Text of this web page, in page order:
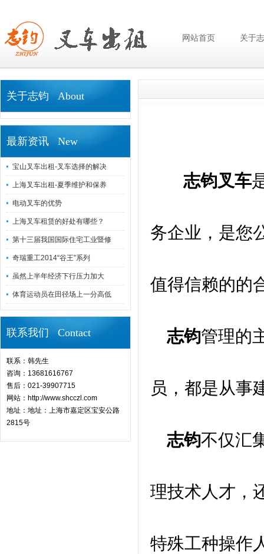
网站首页 关于
关于志钧 About
最新资讯 New
宝山叉车出租-叉车选择的解决
上海叉车出租-夏季维护和保养
电动叉车的优势
上海叉车租赁的好处有哪些？
第十三届我国国际住宅工业暨修
奇瑞重工2014“谷王”系列
虽然上半年经济下行压力加大
体育运动员在田径场上一分高低
联系我们 Contact
联系：韩先生
咨询：13681616767
售后：021-39907715
网站：http://www.shcczl.com
地址：地址：上海市嘉定区宝安公路
2815号
志钧叉车
务企业，是您
值得信赖的的
志钧管理的
员，都是从事
志钧不仅汇
理技术人才，
特殊工种操作